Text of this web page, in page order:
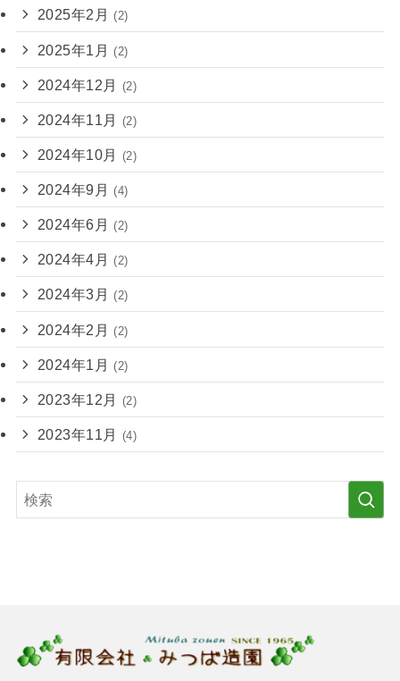
2025年2月 (2)
2025年1月 (2)
2024年12月 (2)
2024年11月 (2)
2024年10月 (2)
2024年9月 (4)
2024年6月 (2)
2024年4月 (2)
2024年3月 (2)
2024年2月 (2)
2024年1月 (2)
2023年12月 (2)
2023年11月 (4)